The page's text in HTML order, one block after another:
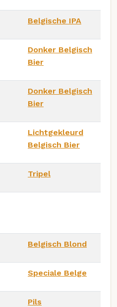
Belgische IPA
Donker Belgisch
Bier
Donker Belgisch
Bier
Lichtgekleurd
Belgisch Bier
Tripel
Belgisch Blond
Speciale Belge
Pils